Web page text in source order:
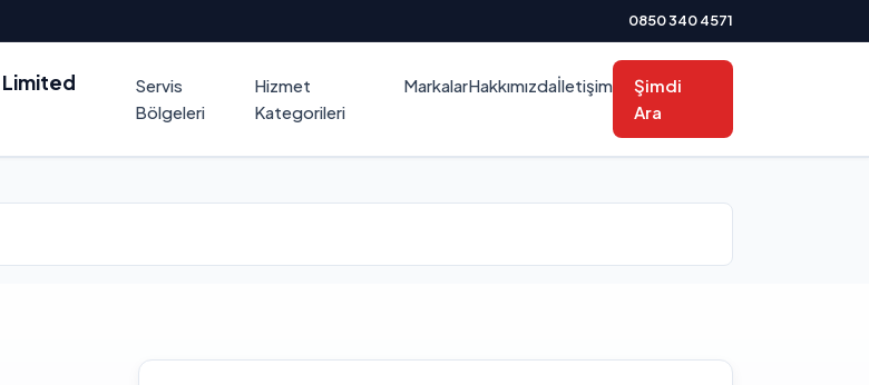
0850 340 4571
Limited
Servis
Bölgeleri
Hizmet
Kategorileri
MarkalarHakkımızdaİletişim
Şimdi
Ara